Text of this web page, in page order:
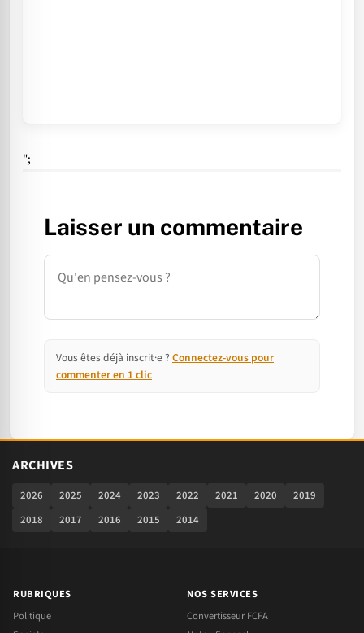
";
Laisser un commentaire
Commentaire
Vous êtes déjà inscrit·e ? Connectez-vous pour
commenter en 1 clic
ARCHIVES
2026 2025 2024 2023 2022 2021 2020
2019
2018
2017 2016 2015 2014
RUBRIQUES
Politique
NOS SERVICES
Convertisseur FCFA